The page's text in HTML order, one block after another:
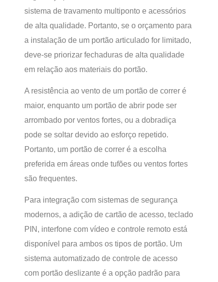
sistema de travamento multiponto e acessórios
de alta qualidade. Portanto, se o orçamento para
a instalação de um portão articulado for limitado,
deve-se priorizar fechaduras de alta qualidade
em relação aos materiais do portão.
A resistência ao vento de um portão de correr é
maior, enquanto um portão de abrir pode ser
arrombado por ventos fortes, ou a dobradiça
pode se soltar devido ao esforço repetido.
Portanto, um portão de correr é a escolha
preferida em áreas onde tufões ou ventos fortes
são frequentes.
Para integração com sistemas de segurança
modernos, a adição de cartão de acesso, teclado
PIN, interfone com vídeo e controle remoto está
disponível para ambos os tipos de portão. Um
sistema automatizado de controle de acesso
com portão deslizante é a opção padrão para